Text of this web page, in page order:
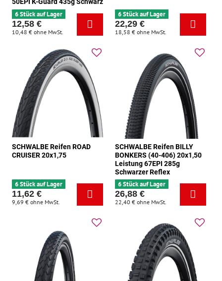
50EPI K-Guard 435g Schwarz
6 Stück auf Lager
12,58 €
10,48 € ohne MwSt.
6 Stück auf Lager
22,29 €
18,58 € ohne MwSt.
SCHWALBE Reifen ROAD
CRUISER 20x1,75
6 Stück auf Lager
11,62 €
9,69 € ohne MwSt.
SCHWALBE Reifen BILLY
BONKERS (40-406) 20x1,50
Leistung 67EPI 285g
Schwarzer Reflex
6 Stück auf Lager
26,88 €
22,40 € ohne MwSt.